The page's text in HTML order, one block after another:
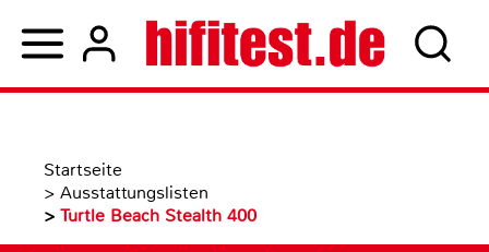
Startseite
> Ausstattungslisten
> Turtle Beach Stealth 400